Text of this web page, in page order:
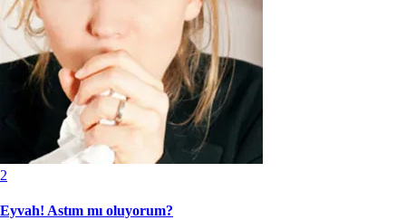
2
Eyvah! Astım mı oluyorum?